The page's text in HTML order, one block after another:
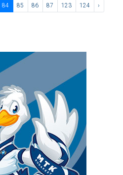
84 85 86 87 123 124 ›